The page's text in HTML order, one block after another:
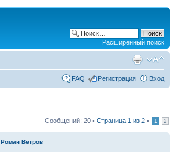
Расширенный поиск
FAQ Регистрация Вход
Сообщений: 20 • Страница 1 из 2 • 1 2
Роман Ветров